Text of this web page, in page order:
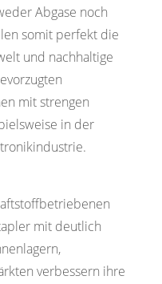
Abgase noch
somit perfekt die
und nachhaltige
mit strengen
in der
mit deutlich
verbessern ihre